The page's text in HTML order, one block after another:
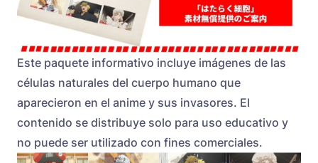
Este paquete informativo incluye imágenes de las
células naturales del cuerpo humano que
aparecieron en el anime y sus invasores. El
contenido se distribuye solo para uso educativo y
no puede ser utilizado con fines comerciales.